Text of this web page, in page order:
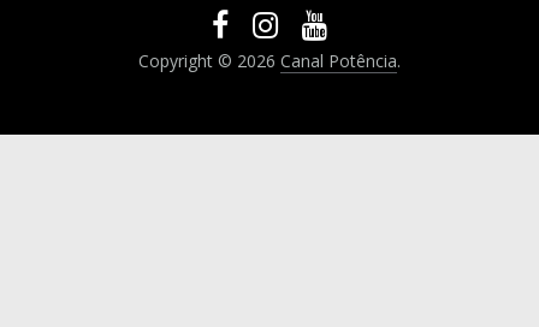
Copyright © 2026 Canal Potência.